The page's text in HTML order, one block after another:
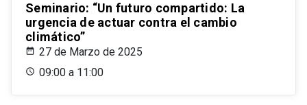
Seminario: “Un futuro compartido: La
urgencia de actuar contra el cambio
climático”
27 de Marzo de 2025
09:00 a 11:00